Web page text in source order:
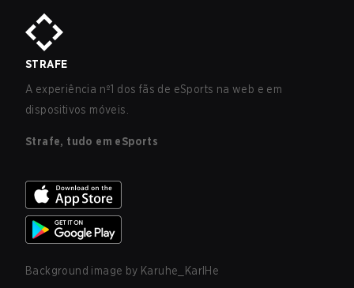
STRAFE
A experiência nº1 dos fãs de eSports na web e em
dispositivos móveis.
Strafe, tudo em eSports
Background image by Karuhe_KarlHe